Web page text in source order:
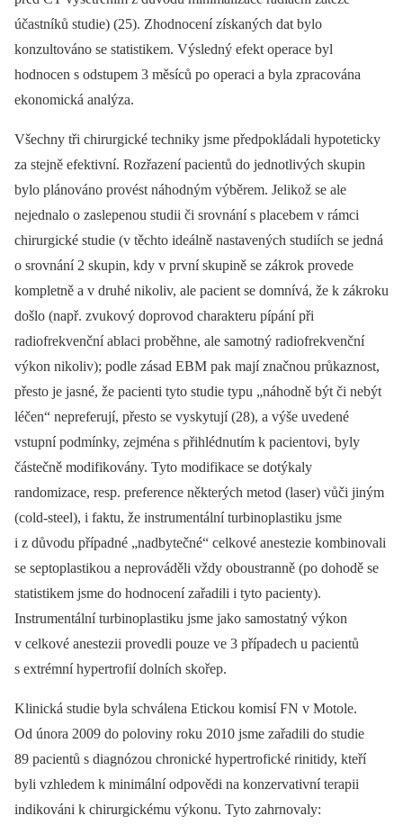
účastníků studie) (25). Zhodnocení získaných dat bylo
konzultováno se statistikem. Výsledný efekt operace byl
hodnocen s odstupem 3 měsíců po operaci a byla zpracována
ekonomická analýza.
Všechny tři chirurgické techniky jsme předpokládali hypoteticky
za stejně efektivní. Rozřazení pacientů do jednotlivých skupin
bylo plánováno provést náhodným výběrem. Jelikož se ale
nejednalo o zaslepenou studii či srovnání s placebem v rámci
chirurgické studie (v těchto ideálně nastavených studiích se jedná
o srovnání 2 skupin, kdy v první skupině se zákrok provede
kompletně a v druhé nikoliv, ale pacient se domnívá, že k zákroku
došlo (např. zvukový doprovod charakteru pípání při
radiofrekvenční ablaci proběhne, ale samotný radiofrekvenční
výkon nikoliv); podle zásad EBM pak mají značnou průkaznost,
přesto je jasné, že pacienti tyto studie typu „náhodně být či nebýt
léčen“ nepreferují, přesto se vyskytují (28), a výše uvedené
vstupní podmínky, zejména s přihlédnutím k pacientovi, byly
částečně modifikovány. Tyto modifikace se dotýkaly
randomizace, resp. preference některých metod (laser) vůči jiným
(cold-steel), i faktu, že instrumentální turbinoplastiku jsme
i z důvodu případné „nadbytečné“ celkové anestezie kombinovali
se septoplastikou a neprováděli vždy oboustranně (po dohodě se
statistikem jsme do hodnocení zařadili i tyto pacienty).
Instrumentální turbinoplastiku jsme jako samostatný výkon
v celkové anestezii provedli pouze ve 3 případech u pacientů
s extrémní hypertrofií dolních skořep.
Klinická studie byla schválena Etickou komisí FN v Motole.
Od února 2009 do poloviny roku 2010 jsme zařadili do studie
89 pacientů s diagnózou chronické hypertrofické rinitidy, kteří
byli vzhledem k minimální odpovědi na konzervativní terapii
indikováni k chirurgickému výkonu. Tyto zahrnovaly: